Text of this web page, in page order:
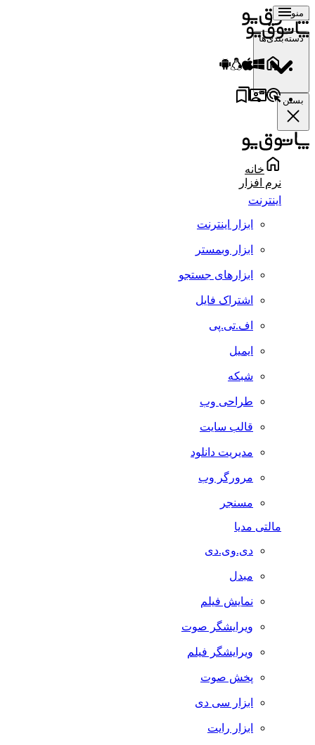
منو
دسته‌بندی‌ها
بستن
خانه
نرم افزار
اینترنت
ابزار اینترنت
ابزار وبمستر
ابزارهای جستجو
اشتراک فایل
اف.تی.پی
ایمیل
شبکه
طراحی وب
قالب سایت
مدیریت دانلود
مرورگر وب
مسنجر
مالتی مدیا
دی.وی.دی
مبدل
نمایش فیلم
ویرایشگر صوت
ویرایشگر فیلم
پخش صوت
ابزار سی دی
ابزار رایت